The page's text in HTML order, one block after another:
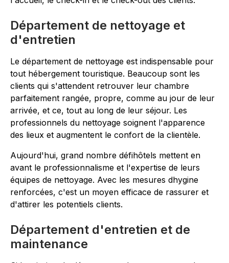
Département de nettoyage et
d'entretien
Le département de nettoyage est indispensable pour
tout hébergement touristique. Beaucoup sont les
clients qui s'attendent retrouver leur chambre
parfaitement rangée, propre, comme au jour de leur
arrivée, et ce, tout au long de leur séjour. Les
professionnels du nettoyage soignent l'apparence
des lieux et augmentent le confort de la clientèle.
Aujourd'hui, grand nombre défihôtels mettent en
avant le professionnalisme et l'expertise de leurs
équipes de nettoyage. Avec les mesures dhygine
renforcées, c'est un moyen efficace de rassurer et
d'attirer les potentiels clients.
Département d'entretien et de
maintenance